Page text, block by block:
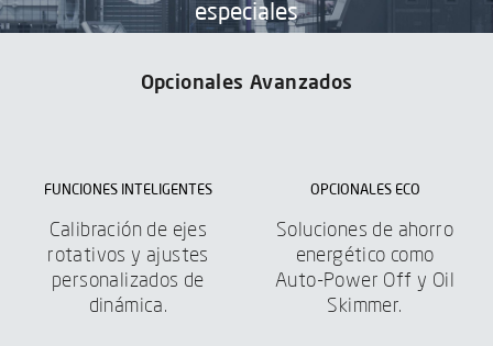
especiales
CONSULTA NUESTRA FORMACIÓN
Opcionales Avanzados
FUNCIONES INTELIGENTES
Calibración de ejes
rotativos y ajustes
personalizados de
dinámica.
OPCIONALES ECO
Soluciones de ahorro
energético como
Auto-Power Off y Oil
Skimmer.